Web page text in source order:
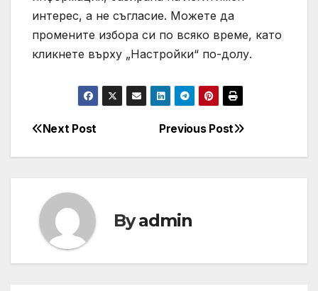
интерес, а не съгласие. Можете да
промените избора си по всяко време, като
кликнете върху „Настройки“ по-долу.
Post
navigation
Previous Post
Next Post
Byadmin